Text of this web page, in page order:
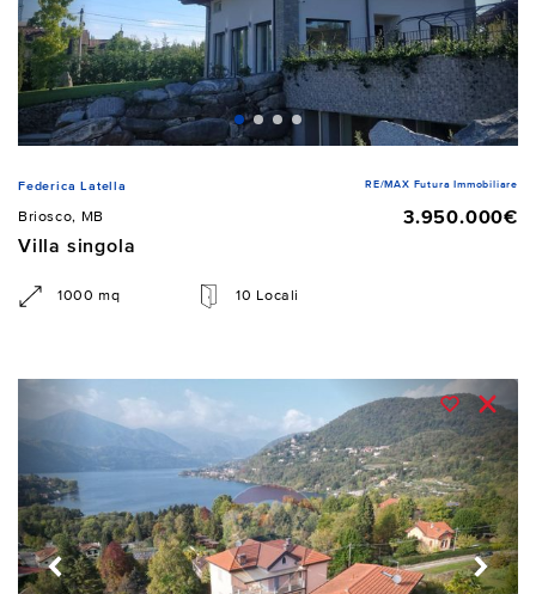
Federica Latella RE/MAX Futura Immobiliare
Briosco, MB
3.950.000€
Villa singola
1000 mq 10 Locali